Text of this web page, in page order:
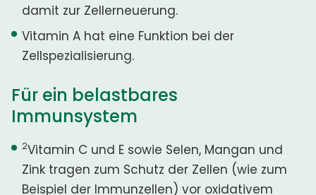
damit zur Zellerneuerung.
Vitamin A hat eine Funktion bei der
Zellspezialisierung.
Für ein belastbares
Immunsystem
2Vitamin C und E sowie Selen, Mangan und
Zink tragen zum Schutz der Zellen (wie zum
Beispiel der Immunzellen) vor oxidativem